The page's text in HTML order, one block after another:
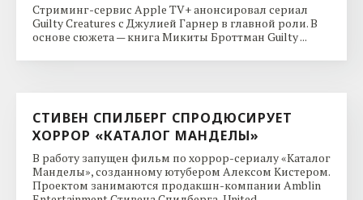
Стриминг-сервис Apple TV+ анонсировал сериал
Guilty Creatures с Джулией Гарнер в главной роли. В
основе сюжета — книга Микиты Броттман Guilty ...
СТИВЕН СПИЛБЕРГ СПРОДЮСИРУЕТ
ХОРРОР «КАТАЛОГ МАНДЕЛЫ»
В работу запущен фильм по хоррор-сериалу «Каталог
Манделы», созданному ютубером Алексом Кистером.
Проектом занимаются продакшн-компании Amblin